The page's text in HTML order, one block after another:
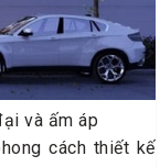
và ấm áp
cách thiết kế